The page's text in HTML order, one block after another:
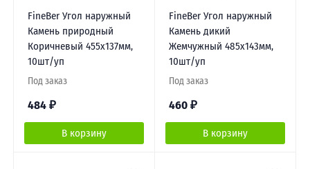
FineBer Угол наружный
Камень природный
Коричневый 455х137мм,
10шт/уп
Под заказ
484 ₽
В корзину
FineBer Угол наружный
Камень дикий
Жемчужный 485х143мм,
10шт/уп
Под заказ
460 ₽
В корзину